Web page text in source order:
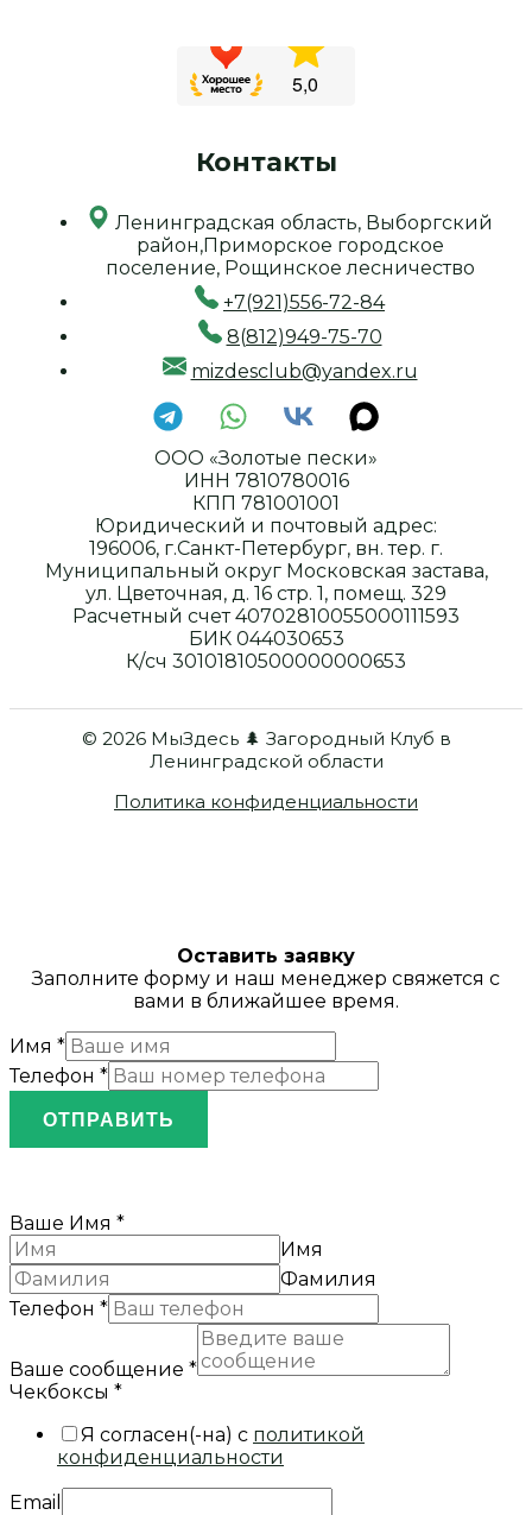
Контакты
Ленинградская область, Выборгский
район,Приморское городское
поселение, Рощинское лесничество
+7(921)556-72-84
8(812)949-75-70
mizdesclub@yandex.ru
ООО «Золотые пески»
ИНН 7810780016
КПП 781001001
Юридический и почтовый адрес:
196006, г.Санкт-Петербург, вн. тер. г.
Муниципальный округ Московская застава,
ул. Цветочная, д. 16 стр. 1, помещ. 329
Расчетный счет 40702810055000111593
БИК 044030653
К/сч 30101810500000000653
© 2026 МыЗдесь 🌲 Загородный Клуб в
Ленинградской области
Политика конфиденциальности
Оставить заявку
Заполните форму и наш менеджер свяжется с
вами в ближайшее время.
Имя *
Телефон *
ОТПРАВИТЬ
Ваше Имя *
Имя
Фамилия
Телефон *
Ваше сообщение *
Чекбоксы *
Я согласен(-на) с политикой
конфиденциальности
Email